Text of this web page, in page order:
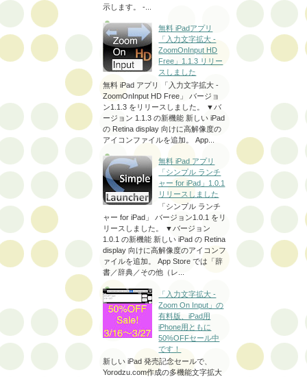
示します。 -...
無料 iPadアプリ
「入力文字拡大 -
ZoomOnInput HD
Free」1.1.3 リリー
スしました
無料 iPad アプリ 「入力文字拡大 -
ZoomOnInput HD Free」 バージョ
ン1.1.3 をリリースしました。 ▼バ
ージョン 1.1.3 の新機能 新しい iPad
の Retina display 向けに高解像度の
アイコンファイルを追加。 App...
無料 iPad アプリ
「シンプル ランチ
ャー for iPad」1.0.1
リリースしました
「シンプル ランチ
ャー for iPad」 バージョン1.0.1 をリ
リースしました。 ▼バージョン
1.0.1 の新機能 新しい iPad の Retina
display 向けに高解像度のアイコンフ
ァイルを追加。 App Store では「辞
書／辞典／その他（レ...
「入力文字拡大 -
Zoom On Input」の
有料版、iPad用
iPhone用ともに
50%OFFセール中
です！
新しい iPad 発売記念セールで、
Yorodzu.com作成の多機能文字拡大